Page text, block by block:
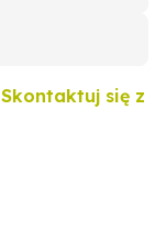
Skontaktuj się z